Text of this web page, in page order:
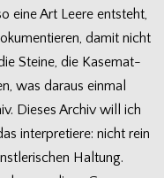
eine Art Leere ent­steht,
damit nicht
Steine, die Kase­mat­
was dar­aus ein­mal
Die­ses Archiv will ich
inter­pre­tiere: nicht rein
Hal­tung.